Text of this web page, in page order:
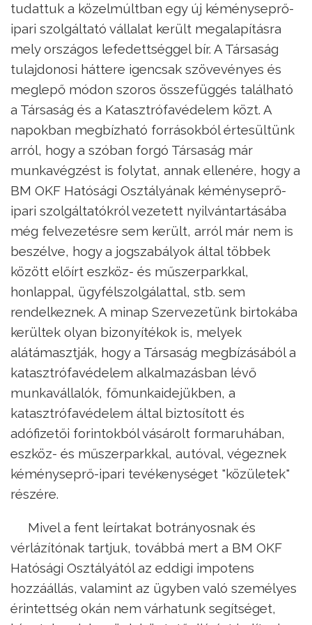
tudattuk a közelmúltban egy új kéményseprő-
ipari szolgáltató vállalat került megalapításra
mely országos lefedettséggel bír. A Társaság
tulajdonosi háttere igencsak szövevényes és
meglepő módon szoros összefüggés található
a Társaság és a Katasztrófavédelem közt. A
napokban megbízható forrásokból értesültünk
arról, hogy a szóban forgó Társaság már
munkavégzést is folytat, annak ellenére, hogy a
BM OKF Hatósági Osztályának kéményseprő-
ipari szolgáltatókról vezetett nyilvántartásába
még felvezetésre sem került, arról már nem is
beszélve, hogy a jogszabályok által többek
között előírt eszköz- és műszerparkkal,
honlappal, ügyfélszolgálattal, stb. sem
rendelkeznek. A minap Szervezetünk birtokába
kerültek olyan bizonyítékok is, melyek
alátámasztják, hogy a Társaság megbízásából a
katasztrófavédelem alkalmazásban lévő
munkavállalók, főmunkaidejükben, a
katasztrófavédelem által biztosított és
adófizetői forintokból vásárolt formaruhában,
eszköz- és műszerparkkal, autóval, végeznek
kéményseprő-ipari tevékenységet "közületek"
részére.
Mivel a fent leírtakat botrányosnak és
vérlázítónak tartjuk, továbbá mert a BM OKF
Hatósági Osztályától az eddigi impotens
hozzáállás, valamint az ügyben való személyes
érintettség okán nem várhatunk segítséget,